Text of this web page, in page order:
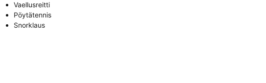
Vaellusreitti
Pöytätennis
Snorklaus